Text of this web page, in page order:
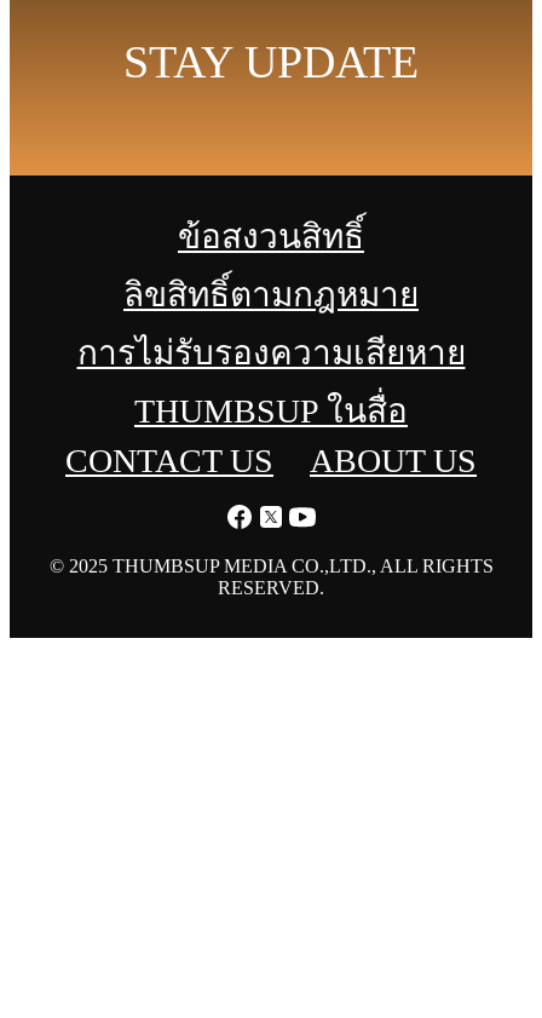
STAY UPDATE
ข้อสงวนสิทธิ์
ลิขสิทธิ์ตามกฎหมาย
การไม่รับรองความเสียหาย
THUMBSUP ในสื่อ
CONTACT US
ABOUT US
© 2025 THUMBSUP MEDIA CO.,LTD., ALL RIGHTS
RESERVED.